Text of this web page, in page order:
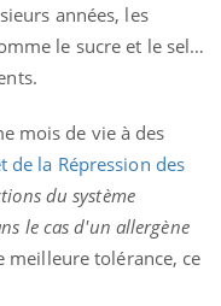
années, les
le sucre et le sel…
mois de vie à des
de la Répression des
du système
le cas d'un allergène
meilleure tolérance, ce